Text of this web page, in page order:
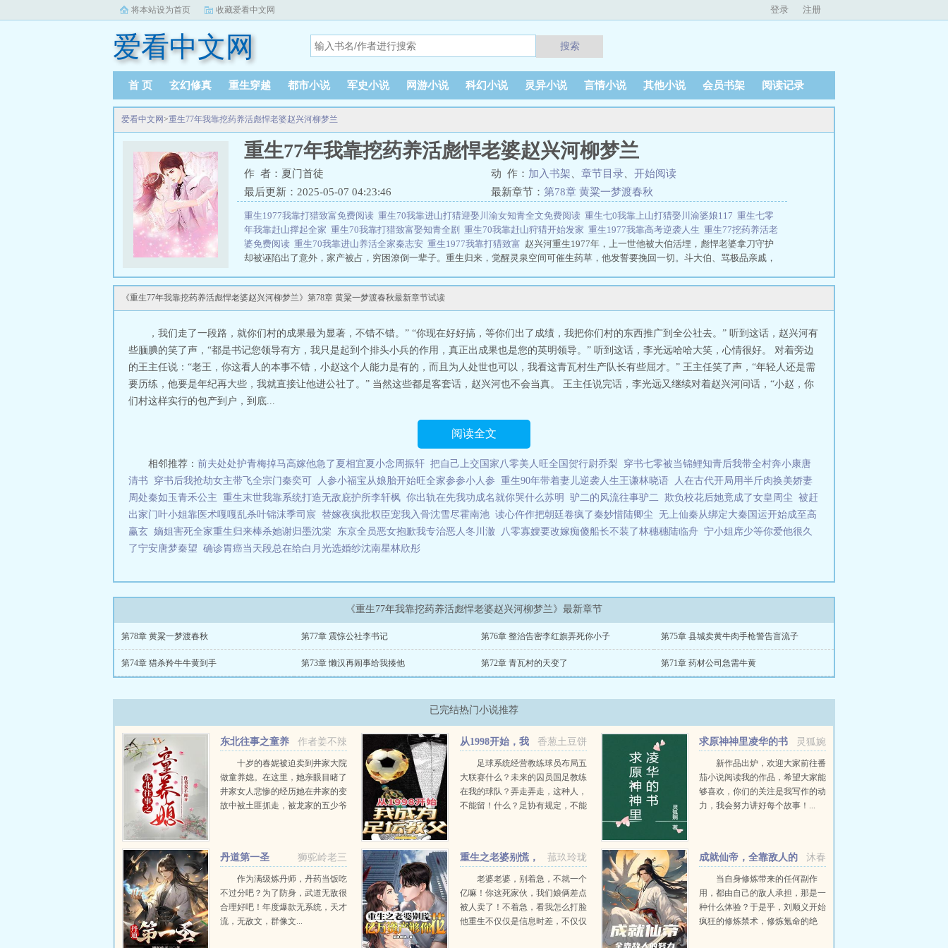
将本站设为首页 收藏爱看中文网 登录 注册
爱看中文网 搜索
首 页 玄幻修真 重生穿越 都市小说 军史小说 网游小说 科幻小说 灵异小说 言情小说 其他小说 会员书架 阅读记录
爱看中文网>重生77年我靠挖药养活彪悍老婆赵兴河柳梦兰
重生77年我靠挖药养活彪悍老婆赵兴河柳梦兰
作 者：夏门首徒 动 作： 加入书架 章节目录
开始阅读
最后更新：2025-05-07 04:23:46
最新章节： 第78章 黄粱一梦渡春秋
重生1977我靠打猎致富免费阅读 重生70我靠进山打猎迎娶川渝女知青全文免费阅读 重生七0我靠上山打猎娶川渝婆娘117 重生七零
年我靠赶山撑起全家 重生70我靠打猎致富娶知青全剧 重生70我靠赶山狩猎开始发家 重生1977我靠高考逆袭人生 重生77挖药养活老
婆免费阅读 重生70我靠进山养活全家秦志安 重生1977我靠打猎致富 赵兴河重生1977年，上一世他被大伯活埋，彪悍老婆拿刀守护
却被诬陷出了意外，家产被占，穷困潦倒一辈子。重生归来，觉醒灵泉空间可催生药草，他发誓要挽回一切。斗大伯、骂极品亲戚，
年我靠挖药养活彪悍老婆赵兴河柳梦兰
《重生77年我靠挖药养活彪悍老婆赵兴河柳梦兰》第78章 黄粱一梦渡春秋最新章节试读
，我们走了一段路，就你们村的成果最为显著，不错不错。” “你现在好好搞，等你们出了成绩，我把你们村的东西推广到全公社去。” 听到这话，赵兴河有
些腼腆的笑了声，“都是书记您领导有方，我只是起到个排头小兵的作用，真正出成果也是您的英明领导。” 听到这话，李光远哈哈大笑，心情很好。 对着旁边
的王主任说：“老王，你这看人的本事不错，小赵这个人能力是有的，而且为人处世也可以，我看这青瓦村生产队长有些屈才。” 王主任笑了声，“年轻人还是需
要历练，他要是年纪再大些，我就直接让他进公社了。” 当然这些都是客套话，赵兴河也不会当真。 王主任说完话，李光远又继续对着赵兴河问话，“小赵，你
们村这样实行的包产到户，到底...
阅读全文
相邻推荐： 前夫处处护青梅掉马高嫁他急了夏相宜夏小念周振轩 把自己上交国家八零美人旺全国贺行尉乔梨
穿书七零被当锦鲤知青后我带全村奔小康唐
清书
穿书后我抢劫女主带飞全宗门秦奕可 人参小福宝从娘胎开始旺全家参参小人参 重生90年带着妻儿逆袭人生王谦林晓语
人在古代开局用半斤肉换美娇妻
周处秦如玉青禾公主 重生末世我靠系统打造无敌庇护所李轩枫 你出轨在先我功成名就你哭什么苏明 驴二的风流往事驴二 欺负校花后她竟成了女皇周尘 被赶
出家门叶小姐靠医术嘎嘎乱杀叶锦沫季司宸
替嫁夜疯批权臣宠我入骨沈雪尽霍南池 读心仵作把朝廷卷疯了秦妙惜陆卿尘 无上仙秦从绑定大秦国运开始成至高
赢玄 嫡姐害死全家重生归来棒杀她谢归墨沈棠 东京全员恶女抱歉我专治恶人冬川澈 八零寡嫂要改嫁痴傻船长不装了林穗穗陆临舟 宁小姐席少等你爱他很久
了宁安唐梦秦望 确诊胃癌当天段总在给白月光选婚纱沈南星林欣彤
《重生77年我靠挖药养活彪悍老婆赵兴河柳梦兰》最新章节
第78章 黄粱一梦渡春秋 第77章 震惊公社李书记 第76章 整治告密李红旗弄死你小子 第75章 县城卖黄牛肉手枪警告盲流子
第74章 猎杀羚牛牛黄到手 第73章 懒汉再闹事给我揍他 第72章 青瓦村的天变了 第71章 药材公司急需牛黄
已完结热门小说推荐
作者姜不辣
东北往事之童养
十岁的春妮被迫卖到井家大院
做童养媳。在这里，她亲眼目睹了
井家女人悲惨的经历她在井家的变
故中被土匪抓走，被龙家的五少爷
香葱土豆饼
从1998开始，我
成为足坛教父
足球系统经营教练球员布局五
大联赛什么？未来的囚员国足教练
在我的球队？弄走弄走，这种人，
不能留！什么？足协有规定，不能
灵狐婉
求原神神里凌华的书
新作品出炉，欢迎大家前往番
茄小说阅读我的作品，希望大家能
够喜欢，你们的关注是我写作的动
力，我会努力讲好每个故事！...
狮驼岭老三
丹道第一圣
作为满级炼丹师，丹药当饭吃
不过分吧？为了防身，武道无敌很
合理好吧！年度爆款无系统，天才
流，无敌文，群像文...
菰玖玲珑
重生之老婆别慌，
亿万资产够你花
老婆老婆，别着急，不就一个
亿嘛！你这死家伙，我们娘俩差点
被人卖了！不着急，看我怎么打脸
他重生不仅仅是信息时差，不仅仅
沐春
成就仙帝，全靠敌人的
努力当自身修炼带来的任何副作
用，都由自己的敌人承担，那是一
种什么体验？于是乎，刘顺义开始
疯狂的修炼禁术，修炼氪命的绝